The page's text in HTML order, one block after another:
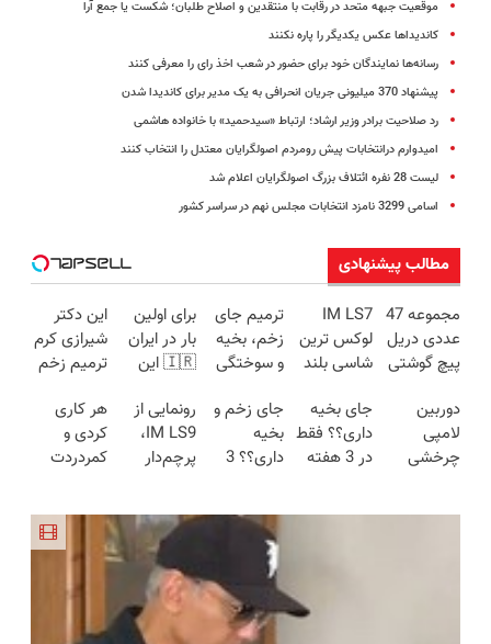
موقعیت جبهه متحد در رقابت با منتقدین و اصلاح طلبان؛ شکست یا جمع آرا
کاندیداها عکس یکدیگر را پاره نکنند
رسانه‌ها نمایندگان خود برای حضور در شعب اخذ رای را معرفی کنند
پیشنهاد 370 میلیونی جریان انحرافی به یک مدیر برای کاندیدا شدن
رد صلاحیت برادر وزیر ارشاد؛ ارتباط «سیدحمید» با خانواده هاشمی
امیدوارم درانتخابات پیش رومردم اصولگرایان معتدل را انتخاب کنند
لیست 28 نفره ائتلاف بزرگ اصولگرایان اعلام شد
اسامی 3299 نامزد انتخابات مجلس نهم در سراسر کشور
مطالب پیشنهادی
مجموعه 47
عددی دریل
پیچ گوشتی
(تخفیف به
مدت
محدود)
IM LS7
لوکس ترین
شاسی بلند
ترمیم جای
زخم، بخیه
و سوختگی
هفته!!😍
برای اولین
بار در ایران
🇮🇷 این
ترمیم کننده
23 روزه
ساخت!
این دکتر
شیرازی کرم
ترمیم زخم
ساخت!!!
دوربین
لامپی
چرخشی
جای بخیه
داری؟؟ فقط
در 3 هفته
جای زخم و
بخیه
داری؟؟ 3
رونمایی از
IM LS9،
پرچم‌دار
بازار ایران
هر کاری
کردی و
کمردردت
پرسشنامه و
دریافت راه